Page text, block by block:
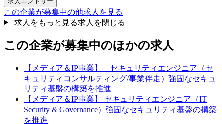
この企業が募集中の他求人を見る
求人をもっと見る求人を閉じる
この企業が募集中のほかの求人
【メディア＆IP事業】 セキュリティエンジニア（セ
キュリティコンサルティング/事業伴走）強固なセキュ
リティ基盤の構築を推進
【メディア＆IP事業】 セキュリティエンジニア（IT
Security & Governance）強固なセキュリティ基盤の構築
を推進